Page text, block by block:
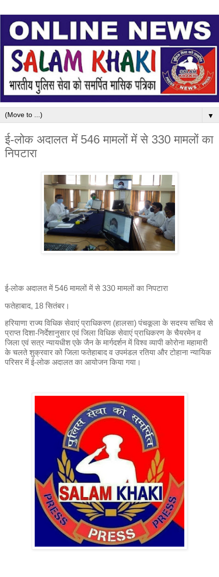
▼
ई-लोक अदालत में 546 मामलों में से 330 मामलों का
निपटारा
ई-लोक अदालत में 546 मामलों में से 330 मामलों का निपटारा
फतेहाबाद, 18 सितंबर।
हरियाणा राज्य विधिक सेवाएं प्राधिकरण (हालसा) पंचकूला के सदस्य सचिव से
प्राप्त दिशा-निर्देशानुसार एवं जिला विधिक सेवाएं प्राधिकरण के चैयरमेन व
जिला एवं सत्र न्यायधीश एके जैन के मार्गदर्शन में विश्व व्यापी कोरोना महामारी
के चलते शुक्रवार को जिला फतेहाबाद व उपमंडल रतिया और टोहाना न्यायिक
परिसर में ई-लोक अदालत का आयोजन किया गया।